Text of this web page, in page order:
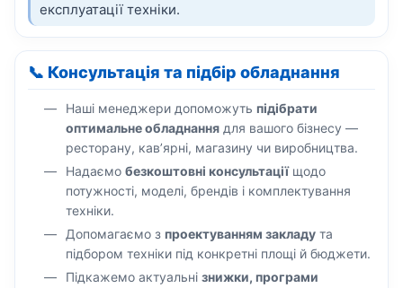
експлуатації техніки.
📞 Консультація та підбір обладнання
Наші менеджери допоможуть підібрати
оптимальне обладнання для вашого бізнесу —
ресторану, кав’ярні, магазину чи виробництва.
Надаємо безкоштовні консультаціїщодо
потужності, моделі, брендів і комплектування
техніки.
Допомагаємо з проектуванням закладу та
підбором техніки під конкретні площі й бюджети.
Підкажемо актуальні знижки, програми